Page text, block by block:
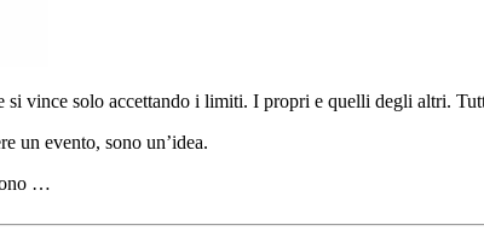
si vince solo accettando i limiti. I propri e quelli degli altri.
un evento, sono un’idea.
…